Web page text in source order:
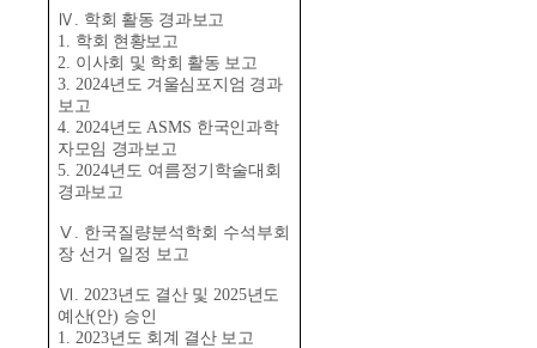
Ⅳ . 학회 활동 경과보고
1. 학회 현황보고
2. 이사회 및 학회 활동 보고
3. 2024년도 겨울심포지엄 경과
보고
4. 2024년도 ASMS 한국인과학
자모임 경과보고
5. 2024년도 여름정기학술대회
경과보고
Ⅴ . 한국질량분석학회 수석부회
장 선거 일정 보고
Ⅵ . 2023년도 결산 및 2025년도
예산(안) 승인
1. 2023년도 회계 결산 보고